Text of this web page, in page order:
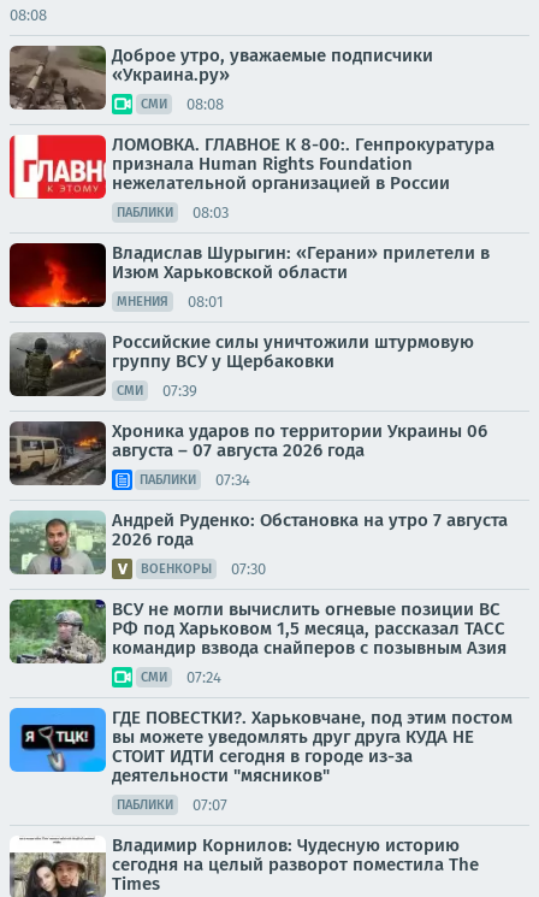
08:08
Доброе утро, уважаемые подписчики
«Украина.ру»
СМИ 08:08
ЛОМОВКА. ГЛАВНОЕ К 8-00:. Генпрокуратура
признала Human Rights Foundation
нежелательной организацией в России
ПАБЛИКИ 08:03
Владислав Шурыгин: «Герани» прилетели в
Изюм Харьковской области
МНЕНИЯ 08:01
Российские силы уничтожили штурмовую
группу ВСУ у Щербаковки
СМИ 07:39
Хроника ударов по территории Украины 06
августа – 07 августа 2026 года
ПАБЛИКИ 07:34
Андрей Руденко: Обстановка на утро 7 августа
2026 года
ВОЕНКОРЫ 07:30
ВСУ не могли вычислить огневые позиции ВС
РФ под Харьковом 1,5 месяца, рассказал ТАСС
командир взвода снайперов с позывным Азия
СМИ 07:24
ГДЕ ПОВЕСТКИ?. Харьковчане, под этим постом
вы можете уведомлять друг друга КУДА НЕ
СТОИТ ИДТИ сегодня в городе из-за
деятельности "мясников"
ПАБЛИКИ 07:07
Владимир Корнилов: Чудесную историю
сегодня на целый разворот поместила The
Times